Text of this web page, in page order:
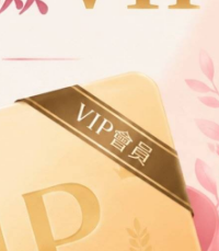
娶誰，我都祝福他。」 新郎